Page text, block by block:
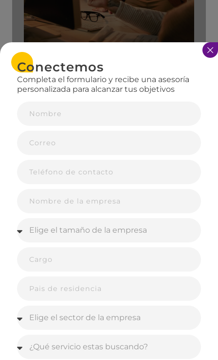
MÁS INFO
MÁS INFORMACIÓN
que inspiran y conectan con audiencias
Conectemos
Completa el formulario y recibe una asesoría
personalizada para alcanzar tus objetivos